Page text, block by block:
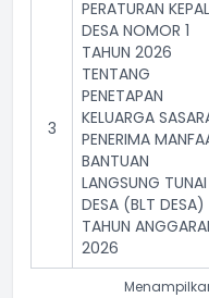
3
PERATURAN
DESA NOMOR 1
TAHUN 2026
TENTANG
PENETAPAN
KELUARGA
PENERIMA
BANTUAN
LANGSUNG TUNAI
DESA (BLT DESA)
TAHUN
2026